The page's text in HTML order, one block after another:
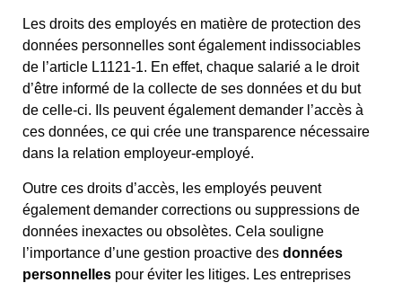
Les droits des employés en matière de protection des
données personnelles sont également indissociables
de l’article L1121-1. En effet, chaque salarié a le droit
d’être informé de la collecte de ses données et du but
de celle-ci. Ils peuvent également demander l’accès à
ces données, ce qui crée une transparence nécessaire
dans la relation employeur-employé.
Outre ces droits d’accès, les employés peuvent
également demander corrections ou suppressions de
données inexactes ou obsolètes. Cela souligne
l’importance d’une gestion proactive des données
personnelles pour éviter les litiges. Les entreprises